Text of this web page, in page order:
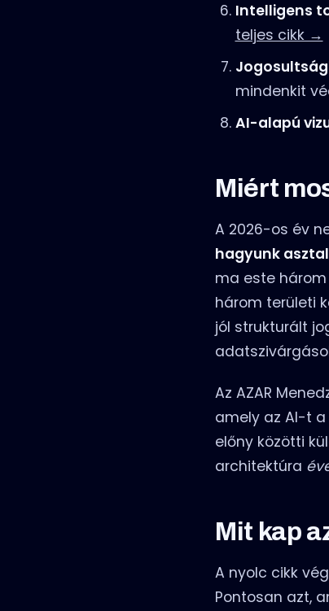
Intelligens
teljes cikk →
mindenkit
AI-alapú
Miért
A 2026-os év
hagyunk
ma este
három területi
jól strukturált
Az AZAR
amely az AI-t
előny közötti
architektúra
Mit kap
A nyolc cikk
Pontosan azt,